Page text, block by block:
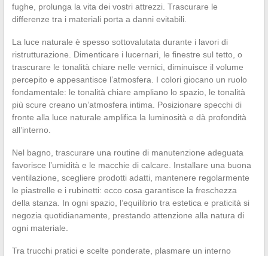
fughe, prolunga la vita dei vostri attrezzi. Trascurare le
differenze tra i materiali porta a danni evitabili.
La luce naturale è spesso sottovalutata durante i lavori di
ristrutturazione. Dimenticare i lucernari, le finestre sul tetto, o
trascurare le tonalità chiare nelle vernici, diminuisce il volume
percepito e appesantisce l’atmosfera. I colori giocano un ruolo
fondamentale: le tonalità chiare ampliano lo spazio, le tonalità
più scure creano un’atmosfera intima. Posizionare specchi di
fronte alla luce naturale amplifica la luminosità e dà profondità
all’interno.
Nel bagno, trascurare una routine di manutenzione adeguata
favorisce l’umidità e le macchie di calcare. Installare una buona
ventilazione, scegliere prodotti adatti, mantenere regolarmente
le piastrelle e i rubinetti: ecco cosa garantisce la freschezza
della stanza. In ogni spazio, l’equilibrio tra estetica e praticità si
negozia quotidianamente, prestando attenzione alla natura di
ogni materiale.
Tra trucchi pratici e scelte ponderate, plasmare un interno